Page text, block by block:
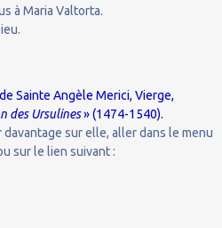
à Maria Valtorta.
Sainte Angèle Merici, Vierge,
des Ursulines» (1474-1540).
sur elle, aller dans le menu
sur le lien suivant :